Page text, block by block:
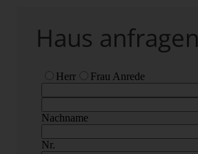
Haus anfragen